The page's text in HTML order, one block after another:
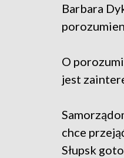
Barbara
O
jest
chce
Słupsk